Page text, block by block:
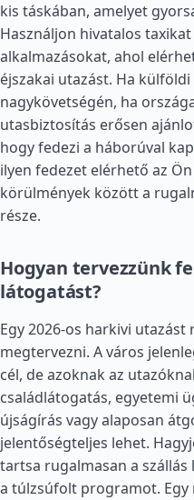
kis táskában, amelyet
Használjon hivatalos
alkalmazásokat, ahol
éjszakai utazást. Ha
nagykövetségén, ha
utasbiztosítás erősen
hogy fedezi a háborúval
ilyen fedezet elérhető az
körülmények között a
része.
Hogyan tervezzünk
látogatást?
Egy 2026-os harkivi
megtervezni. A város
cél, de azoknak az
családlátogatás, egyetemi
újságírás vagy alaposan
jelentőségteljes lehet.
tartsa rugalmasan a
a túlzsúfolt programot.